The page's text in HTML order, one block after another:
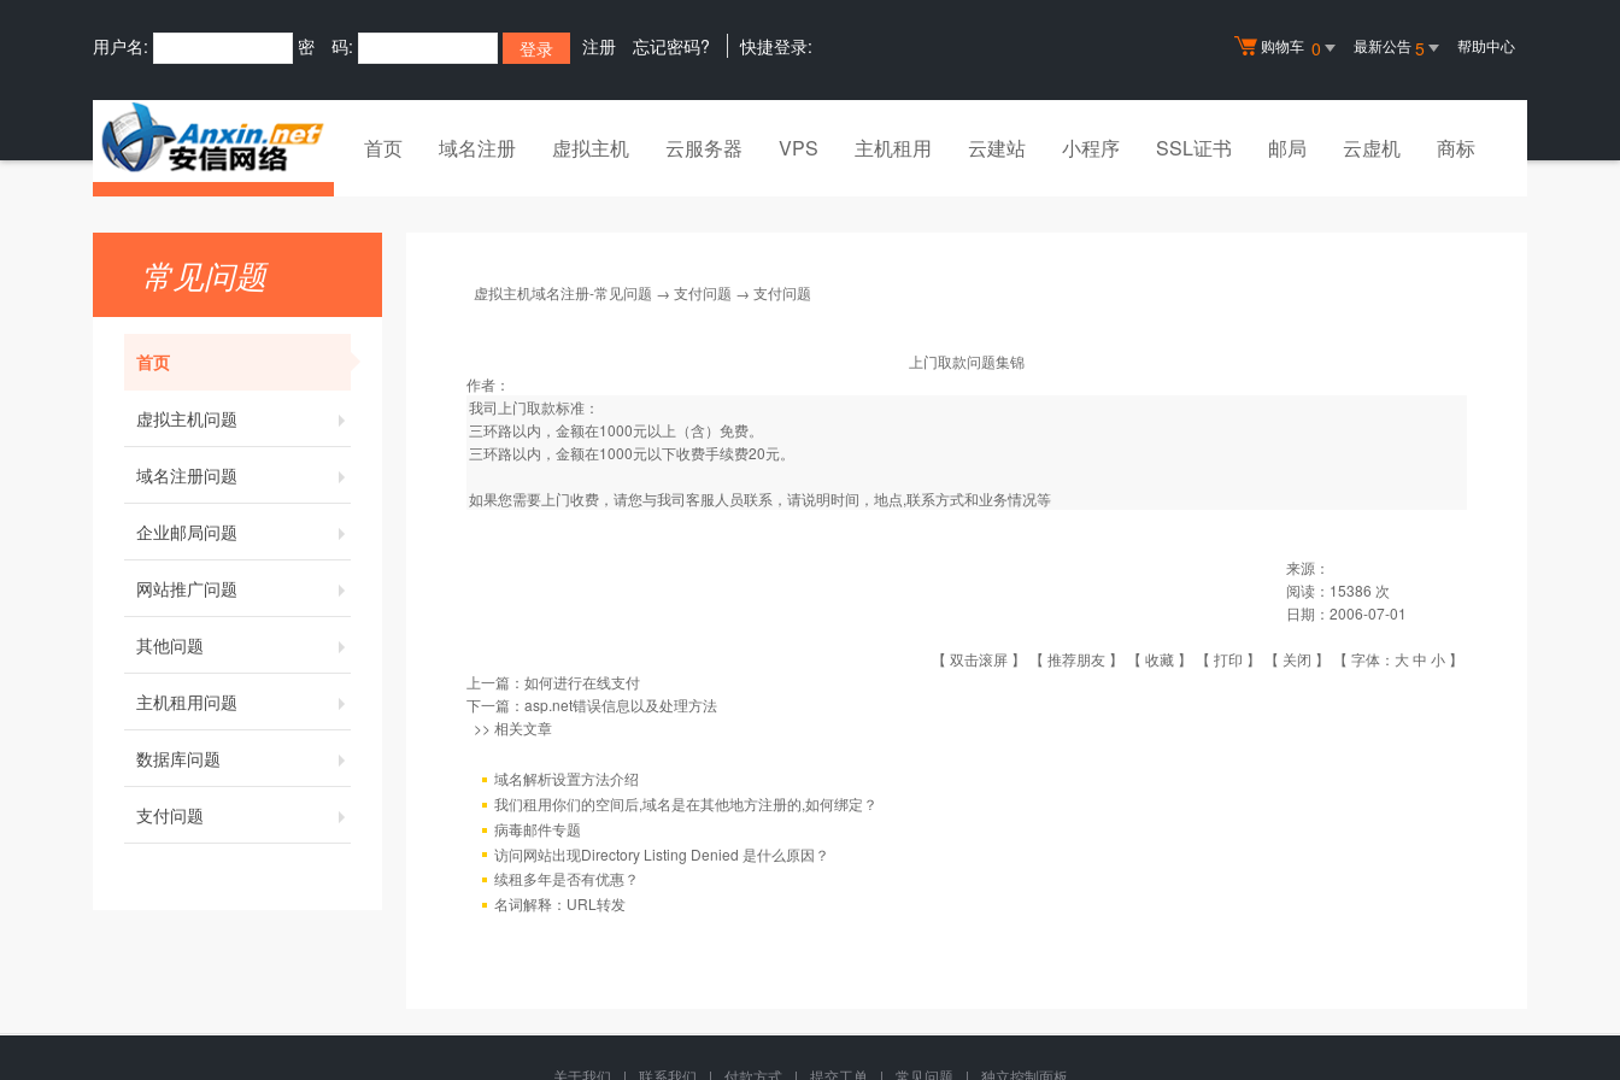
购物车 0 最新公告5 帮助中心
用户名: 密 码: 注册 忘记密码? 快捷登录:
首页 域名注册 虚拟主机 云服务器 VPS 主机租用 云建站 小程序 SSL证书 邮局 云虚机 商标
常见问题
首页
虚拟主机问题
域名注册问题
企业邮局问题
网站推广问题
其他问题
主机租用问题
数据库问题
支付问题
虚拟主机域名注册-常见问题 → 支付问题 → 支付问题
上门取款问题集锦
作者：
我司上门取款标准：
三环路以内，金额在1000元以上（含）免费。
三环路以内，金额在1000元以下收费手续费20元。
如果您需要上门收费，请您与我司客服人员联系，请说明时间，地点,联系方式和业务情况等
来源：
阅读： 15386 次
日期： 2006-07-01
【 双击滚屏 】 【 推荐朋友 】 【 收藏 】 【 打印 】 【 关闭 】 【 字体： 大中 小 】
上一篇： 如何进行在线支付
下一篇： asp.net错误信息以及处理方法
>> 相关文章
域名解析设置方法介绍
我们租用你们的空间后,域名是在其他地方注册的,如何绑定？
病毒邮件专题
访问网站出现Directory Listing Denied 是什么原因？
续租多年是否有优惠？
名词解释：URL转发
关于我们 | 联系我们 | 付款方式 | 提交工单 | 常见问题 | 独立控制面板